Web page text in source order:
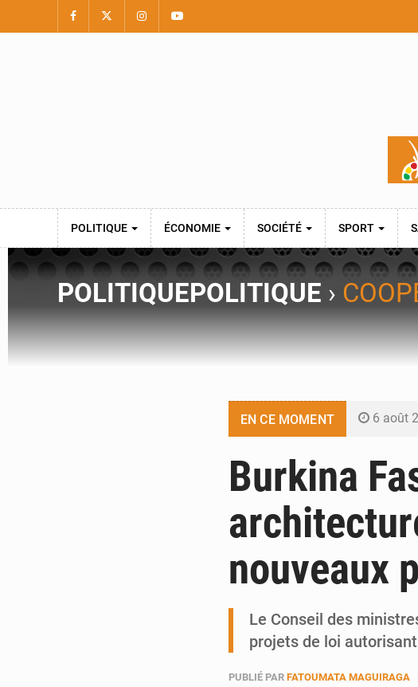
POLITIQUE ÉCONOMIE SOCIÉTÉ SPORT
POLITIQUEPOLITIQUE ›
EN CE MOMENT 6 août
6 août
6 août
6 août
Burkina
nouveaux
Le Conseil des
projets de loi
PUBLIÉ PAR FATOUMATA MAGUIRAGA